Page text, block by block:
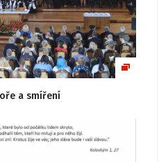
a smíření